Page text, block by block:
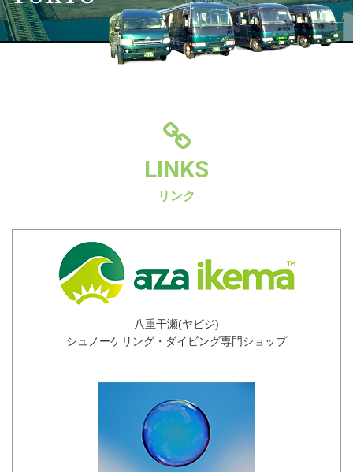
LINKS
リンク
八重干瀬(ヤビジ)
シュノーケリング・ダイビング専門ショップ